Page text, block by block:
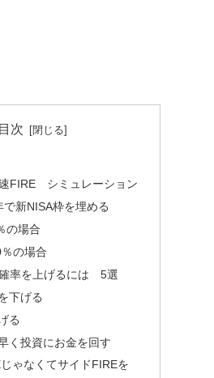
目次
FIRE シミュレーション
で新NISA枠を埋める
の場合
の場合
率を上げるには 5選
下げる
る
く投資にお金を回す
ゃなくてサイドFIREを